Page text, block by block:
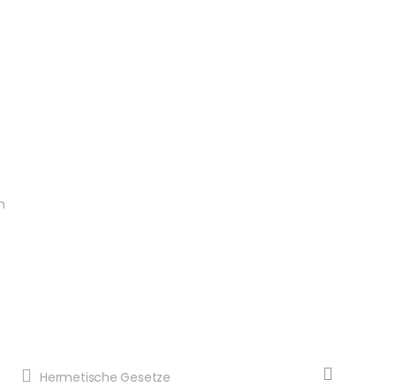
Hermetische Gesetze